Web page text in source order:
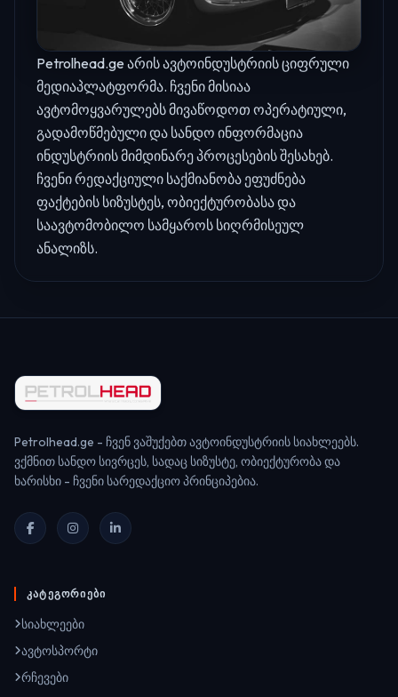
Petrolhead.ge არის ავტოინდუსტრიის ციფრული
მედიაპლატფორმა. ჩვენი მისიაა
ავტომოყვარულებს მივაწოდოთ ოპერატიული,
გადამოწმებული და სანდო ინფორმაცია
ინდუსტრიის მიმდინარე პროცესების შესახებ.
ჩვენი რედაქციული საქმიანობა ეფუძნება
ფაქტების სიზუსტეს, ობიექტურობასა და
საავტომობილო სამყაროს სიღრმისეულ
ანალიზს.
Petrolhead.ge - ჩვენ ვაშუქებთ ავტოინდუსტრიის სიახლეებს.
ვქმნით სანდო სივრცეს, სადაც სიზუსტე, ობიექტურობა და
ხარისხი - ჩვენი სარედაქციო პრინციპებია.
ᲙᲐᲢᲔᲒᲝᲠᲘᲔᲑᲘ
სიახლეები
ავტოსპორტი
რჩევები